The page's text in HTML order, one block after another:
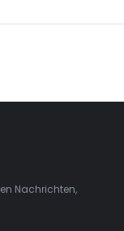
Nachrichten,